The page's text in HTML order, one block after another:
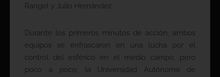
Rangel y Julio Hernández.
Durante los primeros minutos de acción, ambos
equipos se enfrascaron en una lucha por el
control del esférico en el medio campo, pero
poco a poco, la Universidad Autónoma de